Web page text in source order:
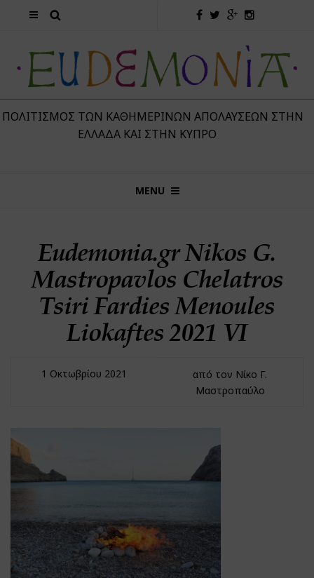
ΤΩΝ ΚΑΘΗΜΕΡΙΝΏΝ ΑΠΟΛΑΎΣΕΩΝ ΣΤΗΝ
ΕΛΛΆΔΑ ΚΑΙ ΣΤΗΝ ΚΎΠΡΟ
MENU
Eudemonia.gr Nikos G.
Mastropavlos Chelatros
Tsiri Fardies Menoules
Liokaftes 2021 VI
1 Οκτωβρίου 2021
από τον Νίκο Γ.
Μαστροπαύλο